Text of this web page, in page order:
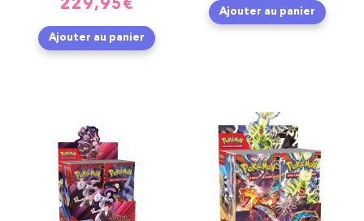
229,95€
Ajouter au panier
Ajouter au panier